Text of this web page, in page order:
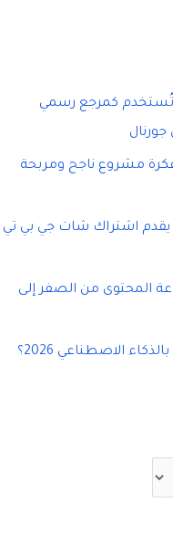
تُستخدم كمرجع رسمي
قائمة بأفضل 25 فكرة مشروع ناجح ومربحة
اشتراك شات جي بي تي
المحتوى من الصفر إلى
الاصطناعي 2026؟